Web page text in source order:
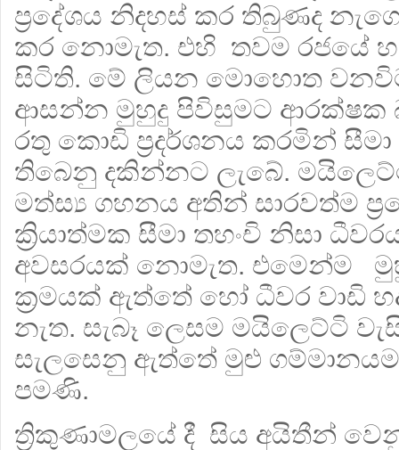
ප්‍රදේශය නිදහස් කර තිබුණද
කර නොමැත. එහි තවම රජයේ
සිටිති. මේ ලියන මොහොත
ආසන්න මුහුදු පිවිසුමට ආරක්ෂක
රතු කොඩි ප්‍රදර්ශනය කරමින් සීමා
තිබෙනු දකින්නට ලැබේ.
මත්ස්‍ය ගහනය අතින් සාරවත්ම
ක්‍රියාත්මක සීමා තහංචි නිසා
අවසරයක් නොමැත. එමෙන්ම
ක්‍රමයක් ඇත්තේ හෝ ධීවර වාඩි
නැත. සැබෑ ලෙසම මයිලෙට්ටි
සැලසෙනු ඇත්තේ මුළු
පමණි.
ත්‍රිකුණාමලයේ දී සිය අයිතීන්